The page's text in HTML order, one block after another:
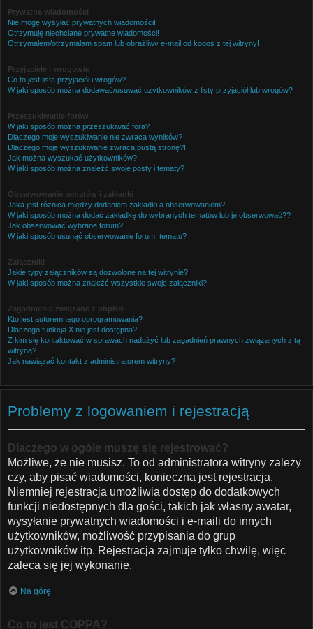
Prywatne wiadomości
Nie mogę wysyłać prywatnych wiadomości!
Otrzymuję niechciane prywatne wiadomości!
Otrzymałem/otrzymałam spam lub obraźliwy e-mail od kogoś z tej witryny!
Przyjaciele i wrogowie
Co to jest lista przyjaciół i wrogów?
W jaki sposób można dodawać/usuwać użytkowników z listy przyjaciół lub wrogów?
Przeszukiwanie forów
W jaki sposób można przeszukiwać fora?
Dlaczego moje wyszukiwanie nie zwraca wyników?
Dlaczego moje wyszukiwanie zwraca pustą stronę?!
Jak można wyszukać użytkowników?
W jaki sposób można znaleźć swoje posty i tematy?
Obserwowanie tematów i zakładki
Jaka jest różnica między dodaniem zakładki a obserwowaniem?
W jaki sposób można dodać zakładkę do wybranych tematów lub je obserwować??
Jak obserwować wybrane forum?
W jaki sposób usunąć obserwowanie forum, tematu?
Załączniki
Jakie typy załączników są dozwolone na tej witrynie?
W jaki sposób można znaleźć wszystkie swoje załączniki?
Zagadnienia związane z phpBB
Kto jest autorem tego oprogramowania?
Dlaczego funkcja X nie jest dostępna?
Z kim się kontaktować w sprawach nadużyć lub zagadnień prawnych związanych z tą
witryną?
Jak nawiązać kontakt z administratorem witryny?
Problemy z logowaniem i rejestracją
Dlaczego w ogóle muszę się rejestrować?
Możliwe, że nie musisz. To od administratora witryny zależy
czy, aby pisać wiadomości, konieczna jest rejestracja.
Niemniej rejestracja umożliwia dostęp do dodatkowych
funkcji niedostępnych dla gości, takich jak własny awatar,
wysyłanie prywatnych wiadomości i e-maili do innych
użytkowników, możliwość przypisania do grup
użytkowników itp. Rejestracja zajmuje tylko chwilę, więc
zaleca się jej wykonanie.
Na górę
Co to jest COPPA?